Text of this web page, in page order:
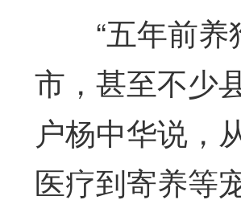
“五年前养
市，甚至不少
户杨中华说，
医疗到寄养等